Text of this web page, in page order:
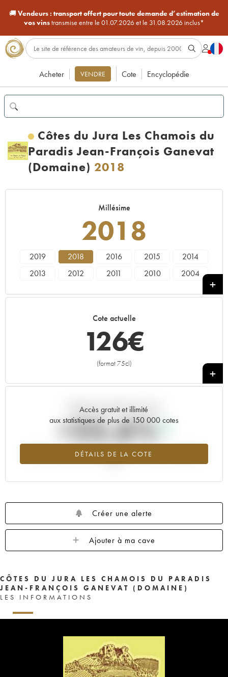
🚚Vendeurs : transport offert pour toute demande d’estimation de
vos vinstransmise entre le 01.07.2026 et le 31.08.2026 inclus*
Acheter VENDRE Cote Encyclopédie
Côtes du Jura Les Chamois du
Paradis Jean-François Ganevat
(Domaine) 2018
Millésime
2018
2019 2018 2016 2015
2014
2013
2012 2011 2010 2004
Cote actuelle
126€
(format 75cl)
+
Accès gratuit et illimité
aux statistiques de plus de 150 000 cotes
DÉTAILS DE LA COTE
Tendance actuelle de la cote
+25.6%
Tendance à la hausse du millésime 2018 en 2026 par rapport à
Créer une alerte
Ajouter à ma cave
CÔTES DU JURA LES CHAMOIS DU PARADIS
JEAN-FRANÇOIS GANEVAT (DOMAINE)
LES INFORMATIONS